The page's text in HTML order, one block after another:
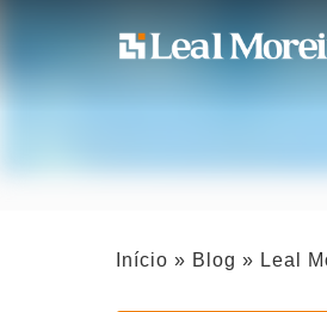
Início » Blog » Leal